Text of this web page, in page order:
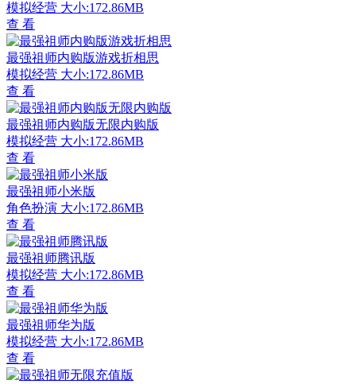
模拟经营 大小:172.86MB
查 看
最强祖师内购版游戏折相思
模拟经营 大小:172.86MB
查 看
最强祖师内购版无限内购版
模拟经营 大小:172.86MB
查 看
最强祖师小米版
角色扮演 大小:172.86MB
查 看
最强祖师腾讯版
模拟经营 大小:172.86MB
查 看
最强祖师华为版
模拟经营 大小:172.86MB
查 看